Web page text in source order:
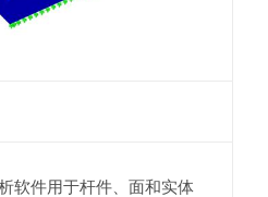
软件用于杆件、面和实体